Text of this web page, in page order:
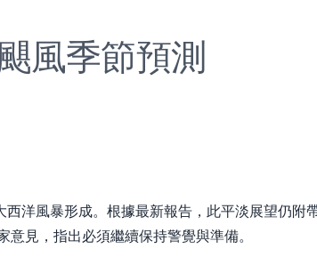
風季節預測
洋風暴形成。根據最新報告，此平淡展望仍附
意見，指出必須繼續保持警覺與準備。